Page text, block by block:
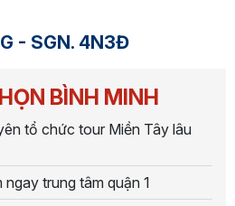
- SGN. 4N3Đ
BÌNH MINH
tổ chức tour Miền Tây lâu
trung tâm quận 1